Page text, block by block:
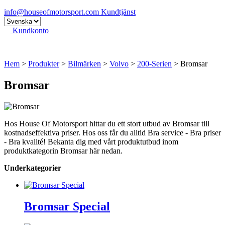
info@houseofmotorsport.com Kundtjänst
Kundkonto
Hem > Produkter> Bilmärken > Volvo > 200-Serien > Bromsar
Bromsar
Hos House Of Motorsport hittar du ett stort utbud av Bromsar till
kostnadseffektiva priser. Hos oss får du alltid Bra service - Bra priser
- Bra kvalité! Bekanta dig med vårt produktutbud inom
produktkategorin Bromsar här nedan.
Underkategorier
Bromsar Special